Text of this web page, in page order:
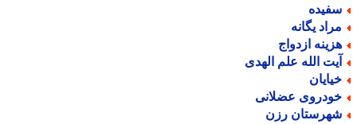
یگانه
ازدواج
الله علم الهدی
عضلانی
رزن